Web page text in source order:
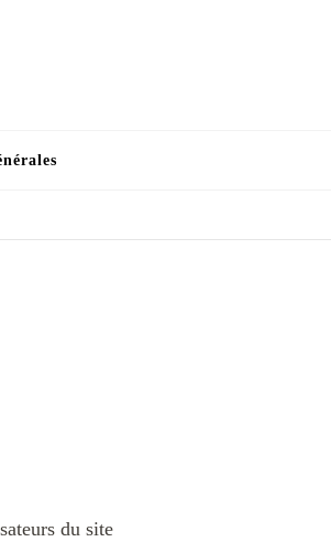
du site